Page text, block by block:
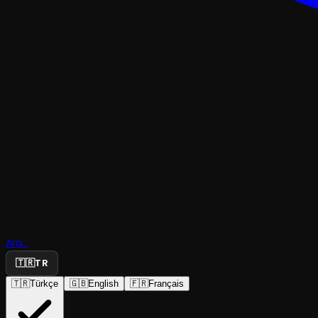
Ara...
🇹🇷TR
🇹🇷Türkçe 🇬🇧English 🇫🇷Français
Çocukları